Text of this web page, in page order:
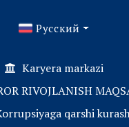
Русский
Karyera markazi
RIVOJLANISH
qarshi